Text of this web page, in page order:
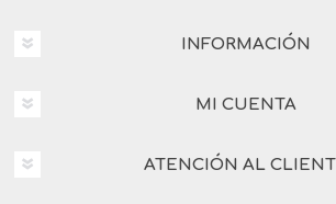
INFORMACIÓN
MI CUENTA
ATENCIÓN AL